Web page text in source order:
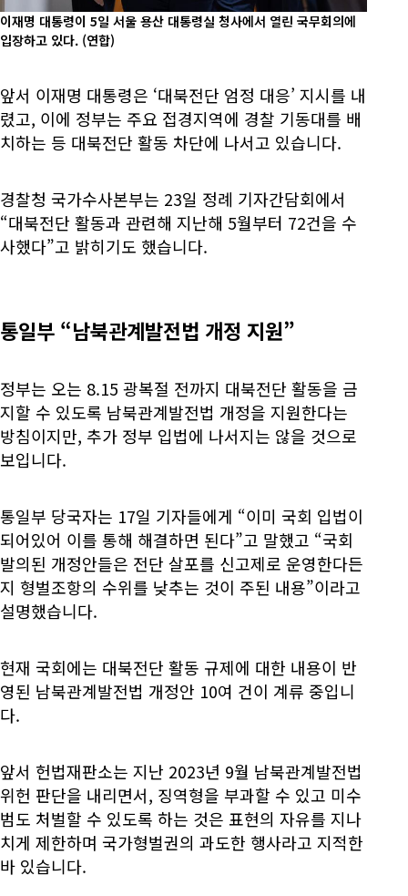
이재명 대통령이 5일 서울 용산 대통령실 청사에서 열린 국무회의에
입장하고 있다. (연합)
앞서 이재명 대통령은 ‘대북전단 엄정 대응’ 지시를 내
렸고, 이에 정부는 주요 접경지역에 경찰 기동대를 배
치하는 등 대북전단 활동 차단에 나서고 있습니다.
경찰청 국가수사본부는 23일 정례 기자간담회에서
“대북전단 활동과 관련해 지난해 5월부터 72건을 수
사했다”고 밝히기도 했습니다.
통일부 “남북관계발전법 개정 지원”
정부는 오는 8.15 광복절 전까지 대북전단 활동을 금
지할 수 있도록 남북관계발전법 개정을 지원한다는
방침이지만, 추가 정부 입법에 나서지는 않을 것으로
보입니다.
통일부 당국자는 17일 기자들에게 “이미 국회 입법이
되어있어 이를 통해 해결하면 된다”고 말했고 “국회
발의된 개정안들은 전단 살포를 신고제로 운영한다든
지 형벌조항의 수위를 낮추는 것이 주된 내용”이라고
설명했습니다.
현재 국회에는 대북전단 활동 규제에 대한 내용이 반
영된 남북관계발전법 개정안 10여 건이 계류 중입니
다.
앞서 헌법재판소는 지난 2023년 9월 남북관계발전법
위헌 판단을 내리면서, 징역형을 부과할 수 있고 미수
범도 처벌할 수 있도록 하는 것은 표현의 자유를 지나
치게 제한하며 국가형벌권의 과도한 행사라고 지적한
바 있습니다.